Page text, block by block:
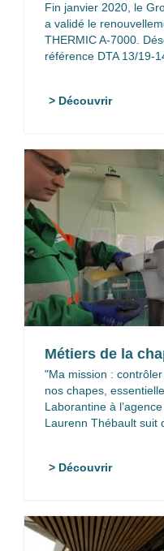
Fin janvier 2020, le
a validé le
THERMIC A-7000.
référence DTA 13/19-
> Découvrir
Métiers de la
"Ma mission :
nos chapes,
Laborantine à
Laurenn Thébault suit
> Découvrir